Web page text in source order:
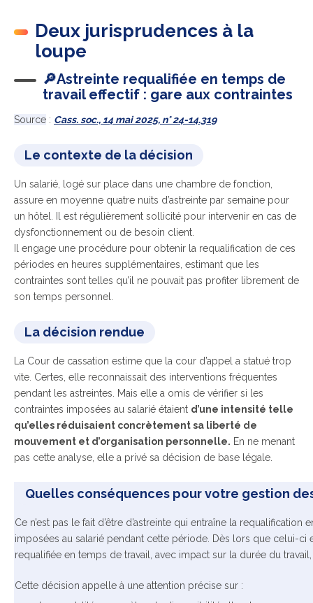
Deux jurisprudences à la
loupe
🔎Astreinte requalifiée en temps de
travail effectif : gare aux contraintes
Source : Cass. soc., 14 mai 2025, n° 24-14.319
Le contexte de la décision
Un salarié, logé sur place dans une chambre de fonction,
assure en moyenne quatre nuits d’astreinte par semaine pour
un hôtel. Il est régulièrement sollicité pour intervenir en cas de
dysfonctionnement ou de besoin client.
Il engage une procédure pour obtenir la requalification de ces
périodes en heures supplémentaires, estimant que les
contraintes sont telles qu’il ne pouvait pas profiter librement de
son temps personnel.
La décision rendue
La Cour de cassation estime que la cour d’appel a statué trop
vite. Certes, elle reconnaissait des interventions fréquentes
pendant les astreintes. Mais elle a omis de vérifier si les
contraintes imposées au salarié étaient d’une intensité telle
qu’elles réduisaient concrètement sa liberté de
mouvement et d’organisation personnelle. En ne menant
pas cette analyse, elle a privé sa décision de base légale.
Quelles conséquences pour votre gestion
Ce n’est pas le fait d’être d’astreinte qui entraîne la
imposées au salarié pendant cette période. Dès lors que celui-ci
requalifiée en temps de travail, avec impact sur la durée du
Cette décision appelle à une attention précise sur :